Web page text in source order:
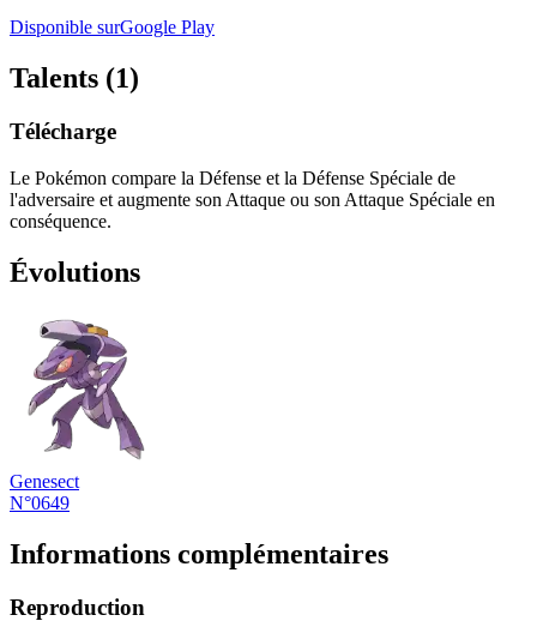
Disponible surGoogle Play
Talents (1)
Télécharge
Le Pokémon compare la Défense et la Défense Spéciale de
l'adversaire et augmente son Attaque ou son Attaque Spéciale en
conséquence.
Évolutions
Genesect
N°0649
Informations complémentaires
Reproduction